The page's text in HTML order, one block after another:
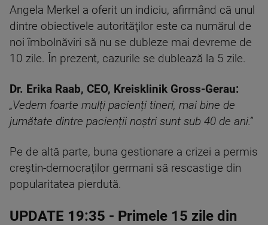
Angela Merkel a oferit un indiciu, afirmând că unul
dintre obiectivele autorităţilor este ca numărul de
noi îmbolnăviri să nu se dubleze mai devreme de
10 zile. În prezent, cazurile se dublează la 5 zile.
Dr. Erika Raab, CEO, Kreisklinik Gross-Gerau:
„Vedem foarte mulți pacienți tineri, mai bine de
jumătate dintre pacienții noștri sunt sub 40 de ani.”
Pe de altă parte, buna gestionare a crizei a permis
creștin-democraților germani să rescastige din
popularitatea pierdută.
UPDATE 19:35 - Primele 15 zile din